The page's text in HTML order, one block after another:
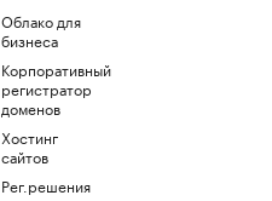
Облако для
бизнеса
Корпоративный
регистратор
доменов
Хостинг
сайтов
Рег.решения